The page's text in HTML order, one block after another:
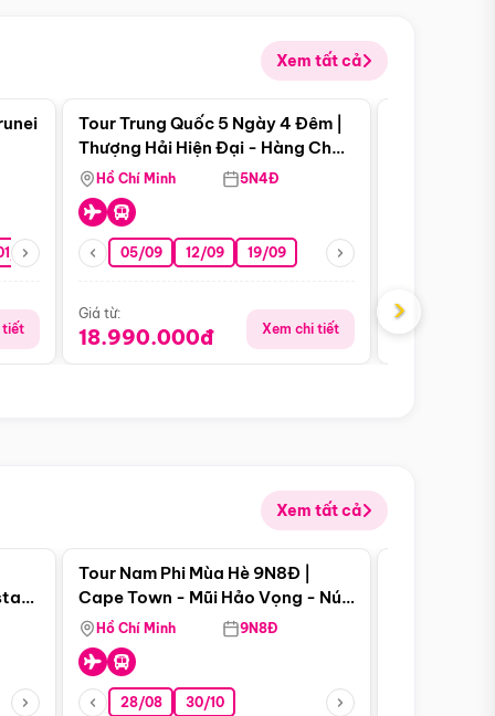
Xem tất cả
10 15/10 29/10
tiết
Điểm nổi bật
Tour Trung Quốc 5 Ngày 4 Đêm |
Thượng Hải Hiện Đại - Hàng Châu
Nên Thơ - Ô Trấn Cổ Kính
Hồ Chí Minh 5N4Đ
05/09 12/09 19/09
Giá từ:
18.990.000đ Xem chi tiết
Giá từ:
›
Xem tất cả
Điểm nổi bật
Tour Nam Phi Mùa Hè 9N8Đ |
Cape Town - Mũi Hảo Vọng - Núi
Bàn - Johannesburg - Pretoria -
Safari - Lodge
Hồ Chí Minh 9N8Đ
28/08 30/10